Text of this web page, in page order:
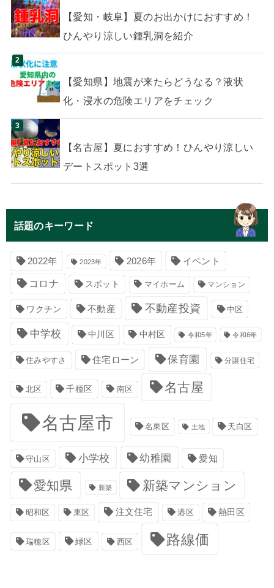
【愛知・岐阜】夏のお出かけにおすすめ！
ひんやり涼しい鍾乳洞を紹介
【愛知県】地震が来たらどうなる？液状
化・浸水の危険エリアをチェック
【名古屋】夏におすすめ！ひんやり涼しい
デートスポット3選
話題のキーワード
2022年 2023年 2026年 イベント
コロナ スポット マイホーム マンション
ワクチン 不動産 不動産投資 中区
中学校 中川区 中村区 令和5年 令和6年
住みやすさ 住宅ローン 保育園 分譲住宅
北区 千種区 南区 名古屋
名古屋市 名東区 土地 天白区
守山区 小学校 幼稚園 愛知
愛知県 新築 新築マンション
昭和区 東区 注文住宅 港区 熱田区
瑞穂区 緑区 西区 路線価